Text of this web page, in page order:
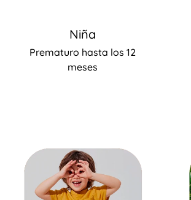
Niña
Prematuro hasta los 12
meses